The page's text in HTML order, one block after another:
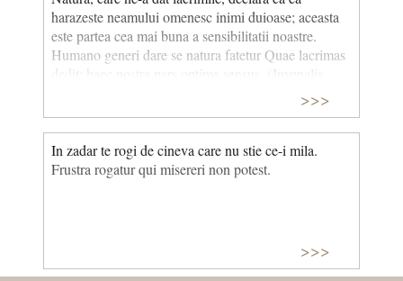
harazeste neamului omenesc inimi duioase; aceasta
este partea cea mai buna a sensibilitatii noastre.
Humano generi dare se natura fatetur Quae lacrimas
dedit; haec nostra pars optima sensus. (Juvenalis,
>>>
In zadar te rogi de cineva care nu stie ce-i mila.
Frustra rogatur qui misereri non potest.
>>>